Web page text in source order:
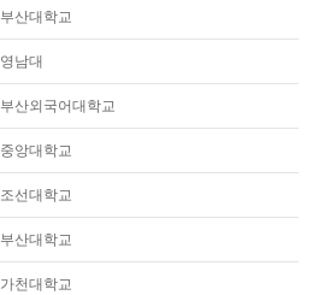
부산대학교
영남대
부산외국어대학교
중앙대학교
조선대학교
부산대학교
가천대학교